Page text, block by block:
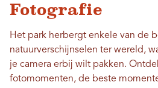
Fotografie
Het park herbergt enkele van de
natuurverschijnselen ter wereld,
je camera erbij wilt pakken.
fotomomenten, de beste